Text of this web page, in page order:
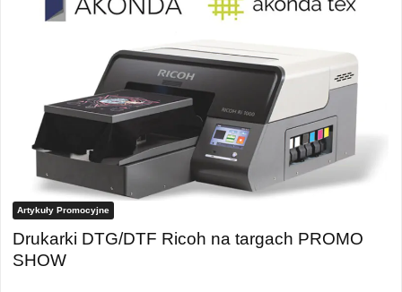
Artykuły Promocyjne
Drukarki DTG/DTF Ricoh na targach PROMO
SHOW